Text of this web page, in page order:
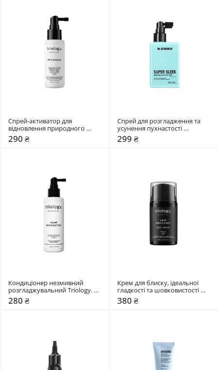
Cпрей-активатор для
відновлення природного
росту волосся, схильного до
випадіння Triology. Trichomax
290 ₴
Спрей для розгладження та
усунення пухнастості
Mr.SCRUBBER Super Sleek
299 ₴
Кондиціонер незмивний
розгладжувальний Triology.
Hair Perfector
280 ₴
Крем для блиску, ідеальної
гладкості та шовковистості
волосся Triology. Hair Architect
380 ₴